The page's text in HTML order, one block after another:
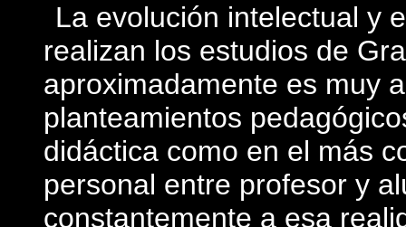
La evolución intelectual y
realizan los estudios de
aproximadamente­ es muy
planteamientos
didáctica como en el más
personal entre profesor y
constantemente a esa